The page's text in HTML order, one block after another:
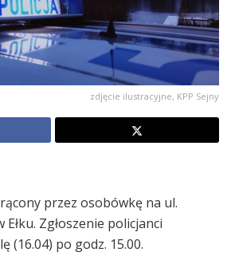
zdjęcie ilustracyjne, KPP Sejny
przez osobówkę na ul.
Zgłoszenie policjanci
(16.04) po godz. 15.00.